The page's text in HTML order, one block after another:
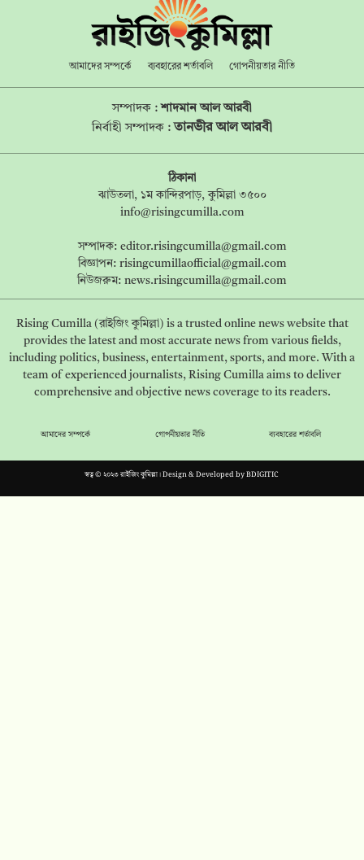
আমাদের সম্পর্কে ব্যবহারের শর্তাবলি গোপনীয়তার নীতি
সম্পাদক :শাদমান আল আরবী
নির্বাহী সম্পাদক : তানভীর আল আরবী
ঠিকানা
ঝাউতলা, ১ম কান্দিরপাড়, কুমিল্লা ৩৫০০
info@risingcumilla.com
সম্পাদক: editor.risingcumilla@gmail.com
বিজ্ঞাপন: risingcumillaofficial@gmail.com
নিউজরুম: news.risingcumilla@gmail.com
Rising Cumilla (রাইজিং কুমিল্লা) is a trusted online news website that
provides the latest and most accurate news from various fields,
including politics, business, entertainment, sports, and more. With a
team of experienced journalists, Rising Cumilla aims to deliver
comprehensive and objective news coverage to its readers.
আমাদের সম্পর্কে গোপনীয়তার নীতি ব্যবহারের শর্তাবলি
স্বত্ব © ২০২৩ রাইজিং কুমিল্লা। Design & Developed byBDIGITIC